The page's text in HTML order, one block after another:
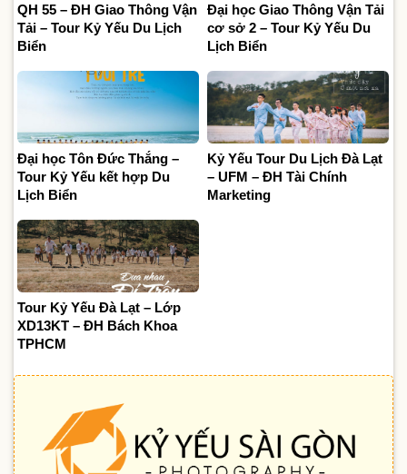
QH 55 – ĐH Giao Thông Vận
Tải – Tour Kỷ Yếu Du Lịch
Biển
Đại học Giao Thông Vận Tải
cơ sở 2 – Tour Kỷ Yếu Du
Lịch Biển
Đại học Tôn Đức Thắng –
Tour Kỷ Yếu kết hợp Du
Lịch Biển
Kỷ Yếu Tour Du Lịch Đà Lạt
– UFM – ĐH Tài Chính
Marketing
Tour Kỷ Yếu Đà Lạt – Lớp
XD13KT – ĐH Bách Khoa
TPHCM